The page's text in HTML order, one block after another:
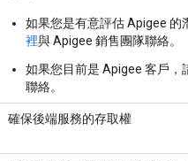
如果您是有意評估 Apigee 的
裡與 Apigee 銷售團隊聯絡。
如果您目前是 Apigee 客戶，
聯絡。
確保後端服務的存取權